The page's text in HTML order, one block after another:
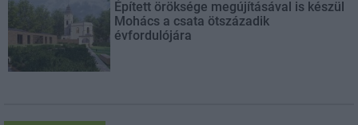
Épített öröksége megújításával is készül
Mohács a csata ötszázadik
évfordulójára